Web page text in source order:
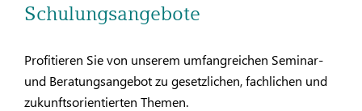
Schulungsangebote
Profitieren Sie von unserem umfangreichen Seminar-
und Beratungsangebot zu gesetzlichen, fachlichen und
zukunftsorientierten Themen.